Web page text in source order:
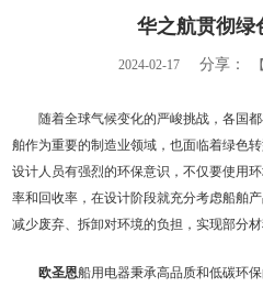
客户案例
新闻资讯
联系我们
华之航贯彻绿
2024-02-17 分享：
随着全球气候变化的严峻挑战，各国
舶作为重要的制造业领域，也面临着绿色
设计人员有强烈的环保意识，不仅要使用
率和回收率，在设计阶段就充分考虑船舶
减少废弃、拆卸对环境的负担，实现部分
欧圣恩船用电器秉承高品质和低碳环